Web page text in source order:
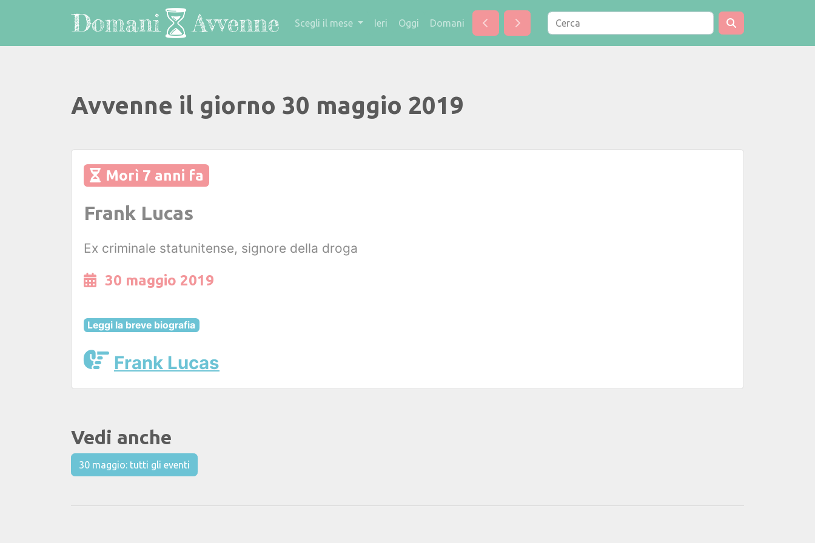
Scegli il mese Ieri Oggi Domani
Avvenne il giorno 30 maggio 2019
Morì 7 anni fa
Frank Lucas
Ex criminale statunitense, signore della droga
30 maggio 2019
Leggi la breve biografia
Frank Lucas
Vedi anche
30 maggio: tutti gli eventi